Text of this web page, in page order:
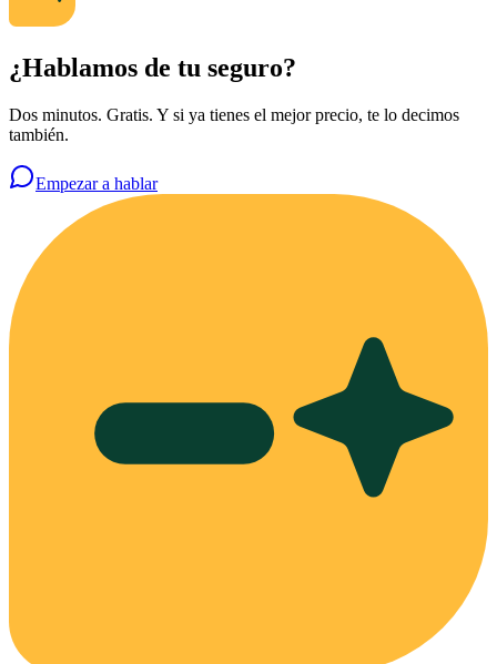
¿Hablamos de tu seguro?
Dos minutos. Gratis. Y si ya tienes el mejor precio, te lo decimos
también.
Empezar a hablar